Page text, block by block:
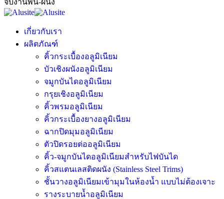
จบงานพื้น-ผนัง
เกี่ยวกับเรา
ผลิตภัณฑ์
คิ้วกระเบื้องอลูมิเนียม
บัวเชิงผนังอลูมิเนียม
จมูกบันไดอลูมิเนียม
กรุยเชิงอลูมิเนียม
คิ้วพรมอลูมิเนียม
คิ้วกระเบื้องยางอลูมิเนียม
ฉากปิดมุมอลูมิเนียม
ตัวปิดรอยต่ออลูมิเนียม
คิ้ว-จมูกบันไดอลูมิเนียมสำหรับไฟบันได
คิ้วสแตนเลสติดผนัง (Stainless Steel Trims)
ชั้นวางอลูมิเนียมเข้ามุมในห้องน้ำ แบบไม่ต้องเจาะ
รางระบายน้ำอลูมิเนียม